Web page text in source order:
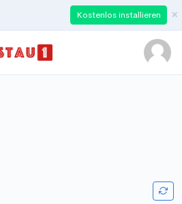
Kostenlos installieren ×